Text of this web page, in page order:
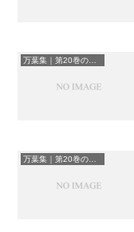
万葉集｜第20巻の和歌一覧
万葉集｜第20巻の和歌一覧